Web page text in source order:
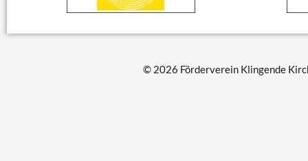
© 2026 Förderverein Klingende